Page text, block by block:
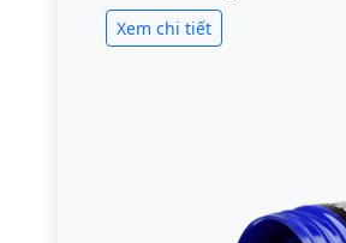
Xem chi tiết